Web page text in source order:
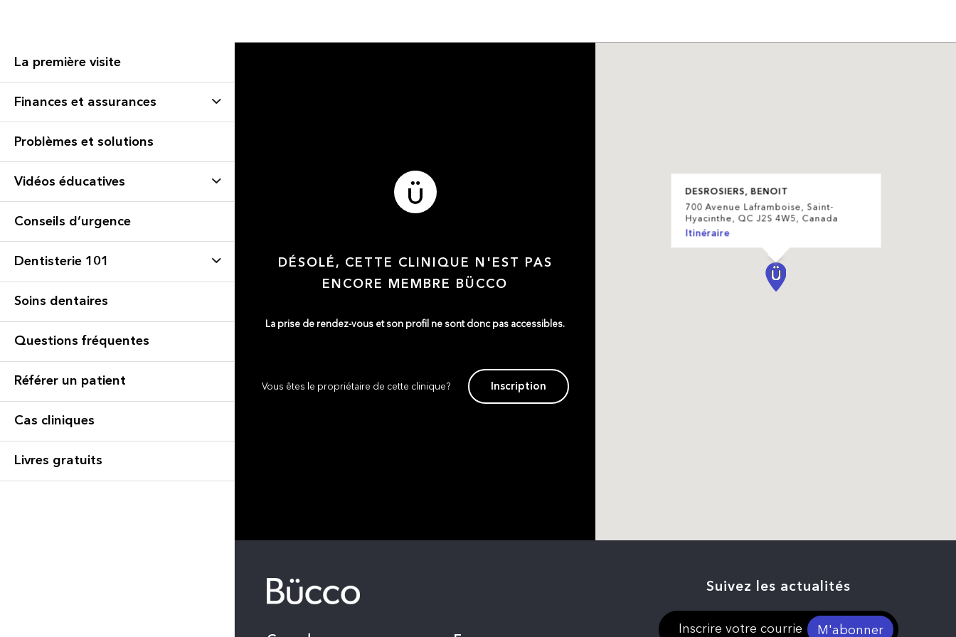
La première visite
Finances et assurances
Problèmes et solutions
Vidéos éducatives
Conseils d’urgence
Dentisterie 101
Soins dentaires
Questions fréquentes
Référer un patient
Cas cliniques
Livres gratuits
DÉSOLÉ, CETTE CLINIQUE N'EST PAS
ENCORE MEMBRE BÜCCO
La prise de rendez-vous et son profil ne sont donc pas accessibles.
Vous êtes le propriétaire de cette clinique? Inscription
DESROSIERS, BENOIT
700 Avenue Laframboise, Saint-
Hyacinthe, QC J2S 4W5, Canada
Itinéraire
Suivez les actualités
M'abonner